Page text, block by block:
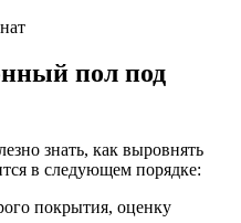
пол под
знать, как выровнять
в следующем порядке:
покрытия, оценку